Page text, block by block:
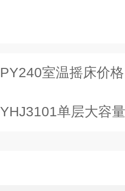
PY240室温摇床价
YHJ3101单层大容